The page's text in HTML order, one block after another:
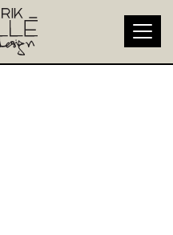
CENTURY-G